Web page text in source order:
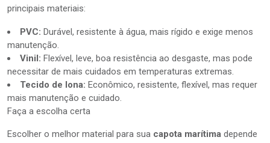
principais materiais:
PVC: Durável, resistente à água, mais rígido e exige menos
manutenção.
Vinil: Flexível, leve, boa resistência ao desgaste, mas pode
necessitar de mais cuidados em temperaturas extremas.
Tecido de lona: Econômico, resistente, flexível, mas requer
mais manutenção e cuidado.
Faça a escolha certa
Escolher o melhor material para sua capota marítima depende